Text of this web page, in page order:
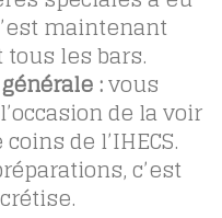
maintenant
les bars.
:vous
de la voir
de l’IHECS.
c’est